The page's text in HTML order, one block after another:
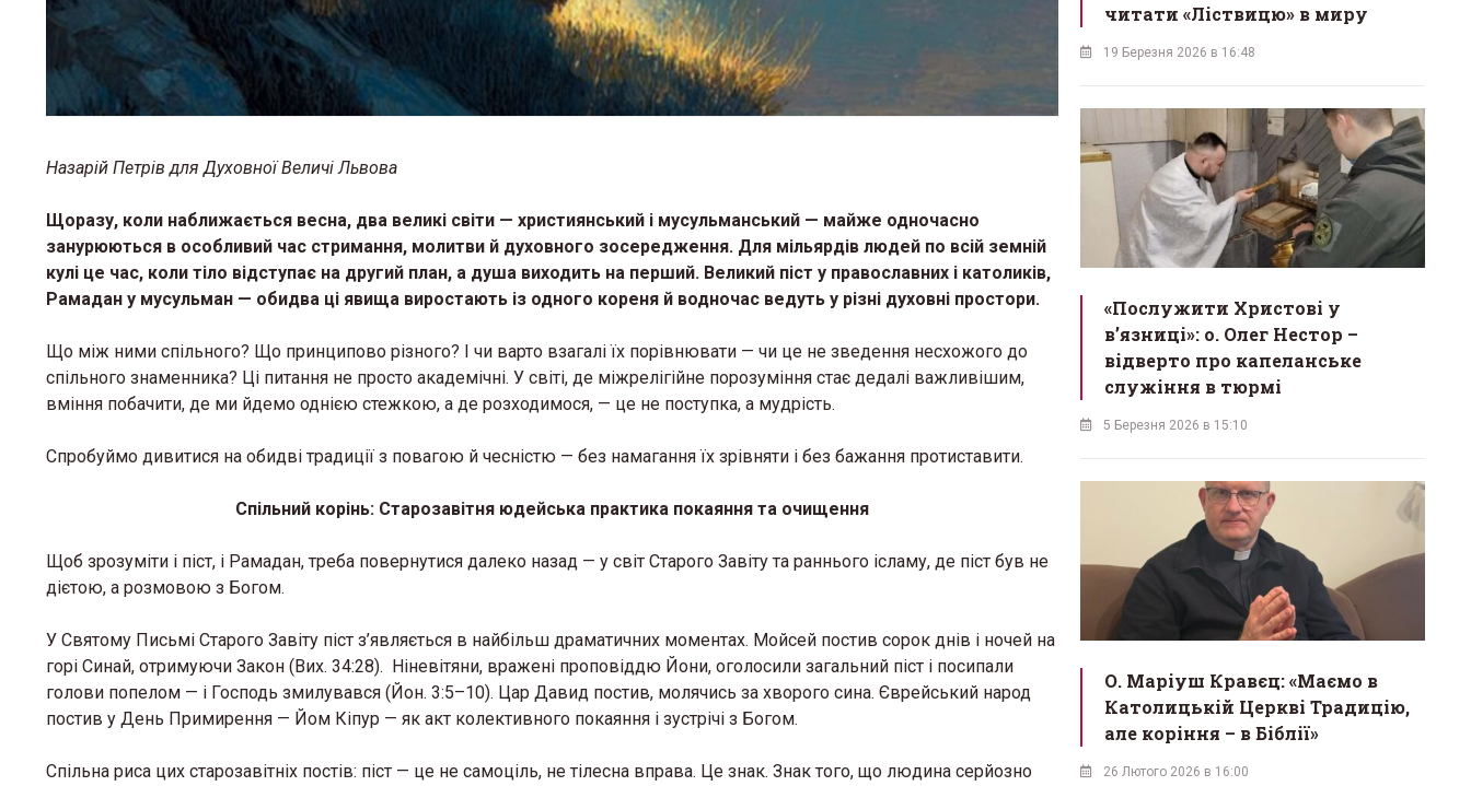
Назарій Петрів для Духовної Величі Львова
Щоразу, коли наближається весна, два великі світи — християнський і мусульманський — майже одночасно
занурюються в особливий час стримання, молитви й духовного зосередження. Для мільярдів людей по всій земній
кулі це час, коли тіло відступає на другий план, а душа виходить на перший. Великий піст у православних і католиків,
Рамадан у мусульман — обидва ці явища виростають із одного кореня й водночас ведуть у різні духовні простори.
Що між ними спільного? Що принципово різного? І чи варто взагалі їх порівнювати — чи це не зведення несхожого до
спільного знаменника? Ці питання не просто академічні. У світі, де міжрелігійне порозуміння стає дедалі важливішим,
вміння побачити, де ми йдемо однією стежкою, а де розходимося, — це не поступка, а мудрість.
Спробуймо дивитися на обидві традиції з повагою й чесністю — без намагання їх зрівняти і без бажання протиставити.
Спільний корінь: Старозавітня юдейська практика покаяння та очищення
Щоб зрозуміти і піст, і Рамадан, треба повернутися далеко назад — у світ Старого Завіту та раннього ісламу, де піст був не
дієтою, а розмовою з Богом.
У Святому Письмі Старого Завіту піст з’являється в найбільш драматичних моментах. Мойсей постив сорок днів і ночей на
горі Синай, отримуючи Закон (Вих. 34:28). Ніневітяни, вражені проповіддю Йони, оголосили загальний піст і посипали
голови попелом — і Господь змилувався (Йон. 3:5–10). Цар Давид постив, молячись за хворого сина. Єврейський народ
постив у День Примирення — Йом Кіпур — як акт колективного покаяння і зустрічі з Богом.
Спільна риса цих старозавітніх постів: піст — це не самоціль, не тілесна вправа. Це знак. Знак того, що людина серйозно
читати «Ліствицю» в миру
19 Березня 2026 в 16:48
«Послужити Христові у
вʼязниці»: о. Олег Нестор –
відверто про капеланське
служіння в тюрмі
5 Березня 2026 в 15:10
О. Маріуш Кравєц: «Маємо в
Католицькій Церкві Традицію,
але коріння – в Біблії»
26 Лютого 2026 в 16:00